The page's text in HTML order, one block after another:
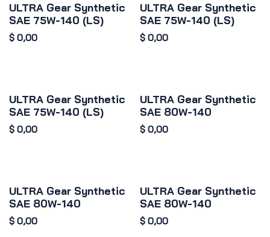
ULTRA Gear Synthetic
SAE 75W-140 (LS)
$ 0,00
ULTRA Gear Synthetic
SAE 75W-140 (LS)
$ 0,00
ULTRA Gear Synthetic
SAE 75W-140 (LS)
$ 0,00
ULTRA Gear Synthetic
SAE 80W-140
$ 0,00
ULTRA Gear Synthetic
SAE 80W-140
$ 0,00
ULTRA Gear Synthetic
SAE 80W-140
$ 0,00